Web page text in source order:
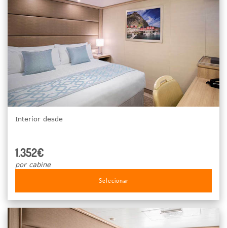
Interior desde
1.352€
por cabine
Selecionar